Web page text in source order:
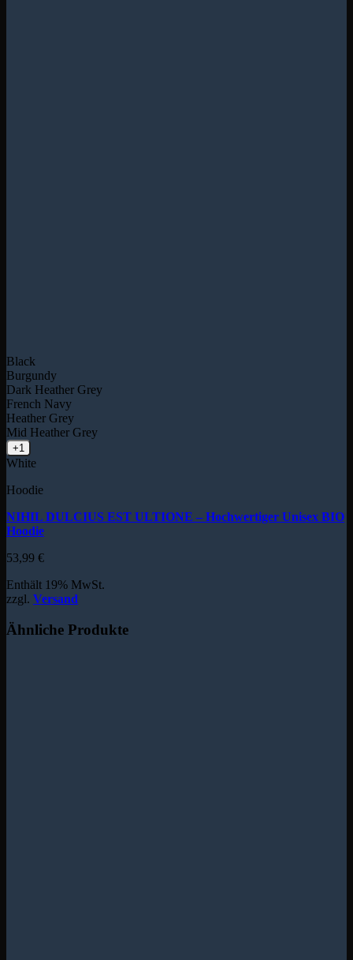
Black
Burgundy
Dark Heather Grey
French Navy
Heather Grey
Mid Heather Grey
+1
White
Hoodie
NIHIL DULCIUS EST ULTIONE – Hochwertiger Unisex BIO
Hoodie
53,99 €
Enthält 19% MwSt.
zzgl. Versand
Ähnliche Produkte